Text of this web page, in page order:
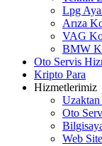
Lpg
Arıza
VAG
BMW
Oto Servis
Kripto Para
Hizmetlerimiz
Oto
Web